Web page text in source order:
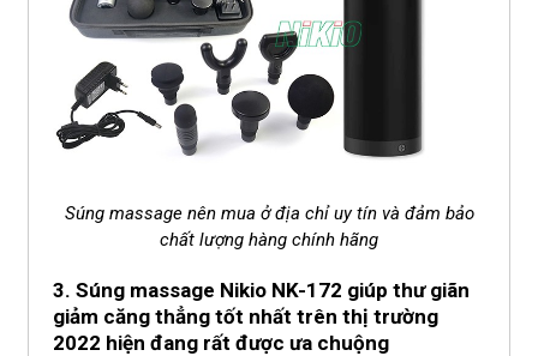
Súng massage nên mua ở địa chỉ uy tín và đảm bảo
chất lượng hàng chính hãng
3. Súng massage Nikio NK-172 giúp thư giãn
giảm căng thẳng tốt nhất trên thị trường
2022 hiện đang rất được ưa chuộng